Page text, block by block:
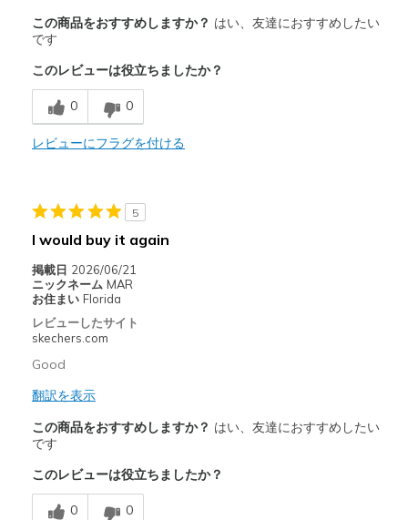
Attractive Design
Comfortable
Stylish
以下に最適
Going Out
Travel
Width
Sizing
View On Shoes
この商品をおすすめしますか？ はい、友達におすすめしたい
です
このレビューは役立ちましたか？
0 0
レビューにフラグを付ける
5
I would buy it again
掲載日 2026/06/21
ニックネーム MAR
お住まい Florida
レビューしたサイト
skechers.com
Good
翻訳を表示
この商品をおすすめしますか？ はい、友達におすすめしたい
です
このレビューは役立ちましたか？
0 0